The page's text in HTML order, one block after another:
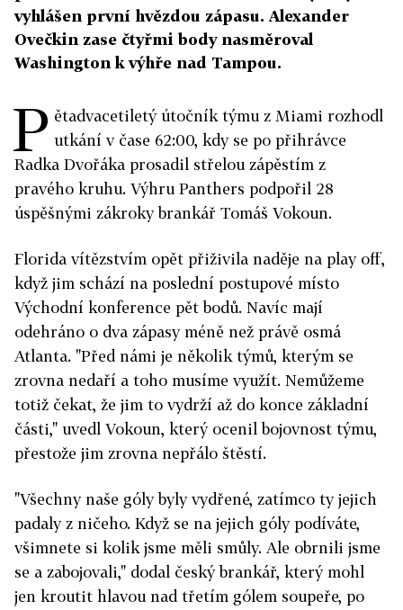
vyhlášen první hvězdou zápasu. Alexander
Ovečkin zase čtyřmi body nasměroval
Washington k výhře nad Tampou.
P ětadvacetiletý útočník týmu z Miami rozhodl
utkání v čase 62:00, kdy se po přihrávce
Radka Dvořáka prosadil střelou zápěstím z
pravého kruhu. Výhru Panthers podpořil 28
úspěšnými zákroky brankář Tomáš Vokoun.
Florida vítězstvím opět přiživila naděje na play off,
když jim schází na poslední postupové místo
Východní konference pět bodů. Navíc mají
odehráno o dva zápasy méně než právě osmá
Atlanta. "Před námi je několik týmů, kterým se
zrovna nedaří a toho musíme využít. Nemůžeme
totiž čekat, že jim to vydrží až do konce základní
části," uvedl Vokoun, který ocenil bojovnost týmu,
přestože jim zrovna nepřálo štěstí.
"Všechny naše góly byly vydřené, zatímco ty jejich
padaly z ničeho. Když se na jejich góly podíváte,
všimnete si kolik jsme měli smůly. Ale obrnili jsme
se a zabojovali," dodal český brankář, který mohl
jen kroutit hlavou nad třetím gólem soupeře, po